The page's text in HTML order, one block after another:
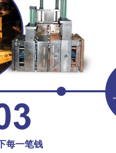
每一笔钱